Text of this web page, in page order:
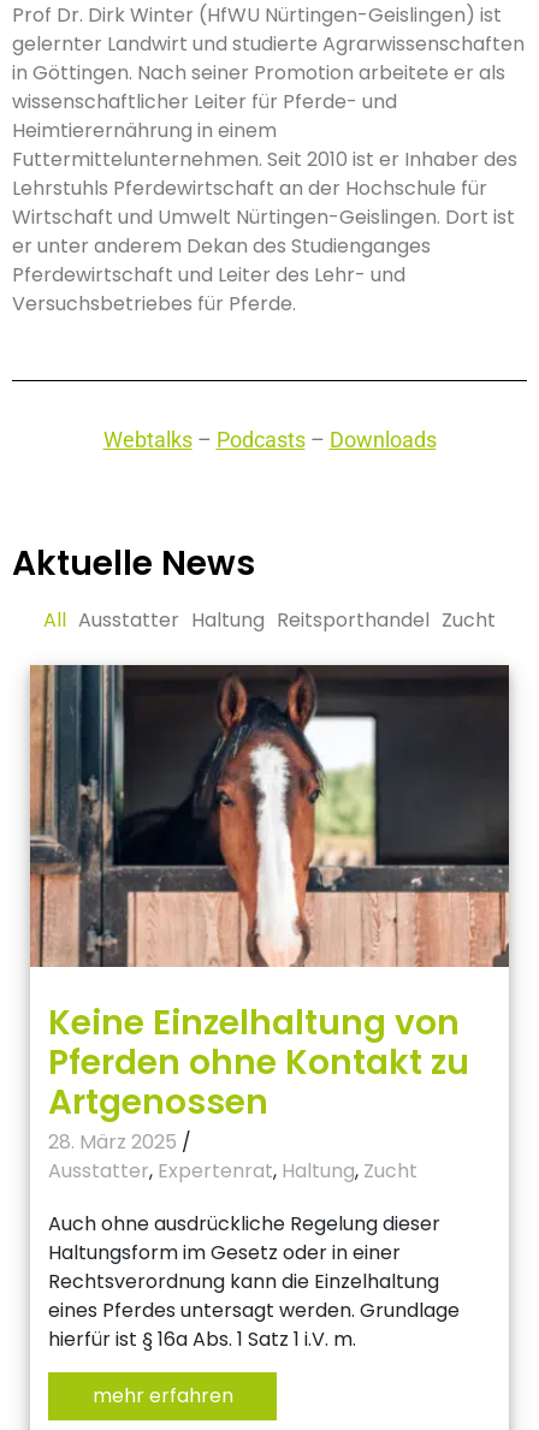
Prof Dr. Dirk Winter (HfWU Nürtingen-Geislingen) ist
gelernter Landwirt und studierte Agrarwissenschaften
in Göttingen. Nach seiner Promotion arbeitete er als
wissenschaftlicher Leiter für Pferde- und
Heimtierernährung in einem
Futtermittelunternehmen. Seit 2010 ist er Inhaber des
Lehrstuhls Pferdewirtschaft an der Hochschule für
Wirtschaft und Umwelt Nürtingen-Geislingen. Dort ist
er unter anderem Dekan des Studienganges
Pferdewirtschaft und Leiter des Lehr- und
Versuchsbetriebes für Pferde.
Webtalks– Podcasts– Downloads
Aktuelle News
All Ausstatter Haltung Reitsporthandel Zucht
Keine Einzelhaltung von
Pferden ohne Kontakt zu
Artgenossen
28. März 2025 /
Ausstatter, Expertenrat, Haltung, Zucht
Auch ohne ausdrückliche Regelung dieser
Haltungsform im Gesetz oder in einer
Rechtsverordnung kann die Einzelhaltung
eines Pferdes untersagt werden. Grundlage
hierfür ist § 16a Abs. 1 Satz 1 i.V. m.
mehr erfahren